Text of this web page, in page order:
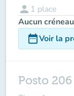
person 1 place
Aucun
date_rangeVoir la
Posto 206